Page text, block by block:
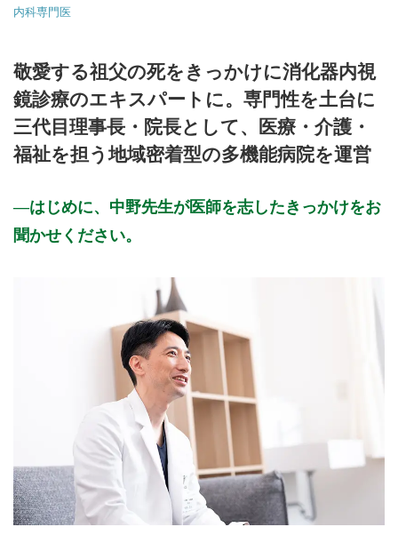
内科専門医
敬愛する祖父の死をきっかけに消化器内視
鏡診療のエキスパートに。専門性を土台に
三代目理事長・院長として、医療・介護・
福祉を担う地域密着型の多機能病院を運営
はじめに、中野先生が医師を志したきっかけをお
聞かせください。